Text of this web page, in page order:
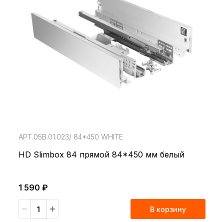
АРТ.05В.01.023/ 84*450 WHITE
HD Slimbox 84 прямой 84*450 мм белый
1 590 ₽
В корзину